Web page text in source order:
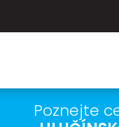
Poznejte